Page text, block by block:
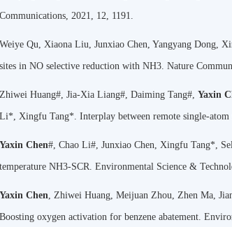
Communications, 2021, 12, 1191.
Weiye Qu, Xiaona Liu, Junxiao Chen, Yangyang Dong,
sites in NO selective reduction with NH3. Nature
Zhiwei Huang#, Jia-Xia Liang#, Daiming Tang#,Yaxin
Li*, Xingfu Tang*. Interplay between remote single-
Yaxin Chen#, Chao Li#, Junxiao Chen, Xingfu Tang*,
temperature NH3-SCR. Environmental Science &
Yaxin Chen, Zhiwei Huang, Meijuan Zhou, Zhen Ma,
Boosting oxygen activation for benzene abatement.